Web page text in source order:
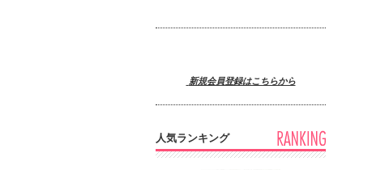
新規会員登録はこちらから
人気ランキング